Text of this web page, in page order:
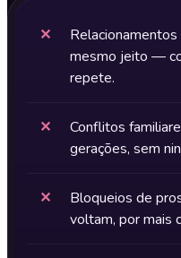
✕
mesmo jeito —
repete.
✕
Conflitos
gerações, sem
✕
Bloqueios de
voltam, por mais